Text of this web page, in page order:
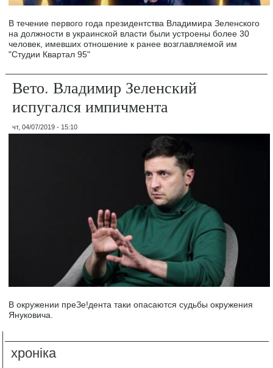
В течение первого года президентства Владимира Зеленского
на должности в украинской власти были устроены более 30
человек, имевших отношение к ранее возглавляемой им
"Студии Квартал 95"
Вето. Владимир Зеленский
испугался импичмента
чт, 04/07/2019 - 15:10
В окружении преЗе!дента таки опасаются судьбы окружения
Януковича.
хроніка